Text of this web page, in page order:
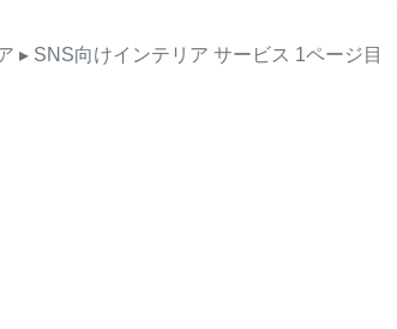
▸ SNS向けインテリア サービス 1ページ目